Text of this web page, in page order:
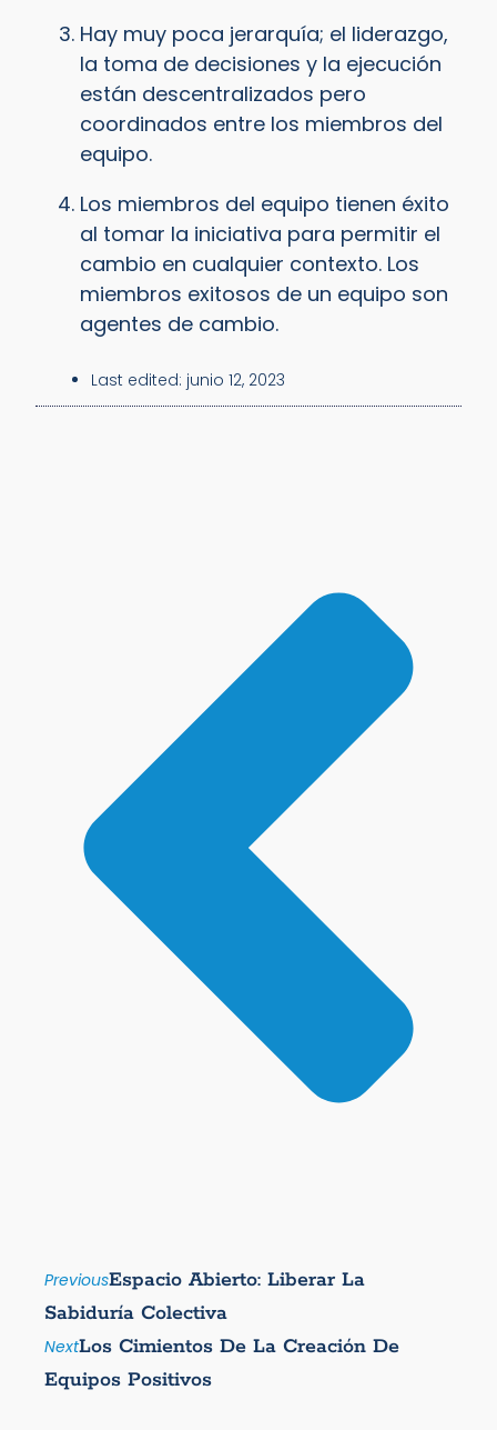
Hay muy poca jerarquía; el liderazgo,
la toma de decisiones y la ejecución
están descentralizados pero
coordinados entre los miembros del
equipo.
Los miembros del equipo tienen éxito
al tomar la iniciativa para permitir el
cambio en cualquier contexto. Los
miembros exitosos de un equipo son
agentes de cambio.
Last edited: junio 12, 2023
PreviousEspacio Abierto: Liberar La
Sabiduría Colectiva
NextLos Cimientos De La Creación De
Equipos Positivos